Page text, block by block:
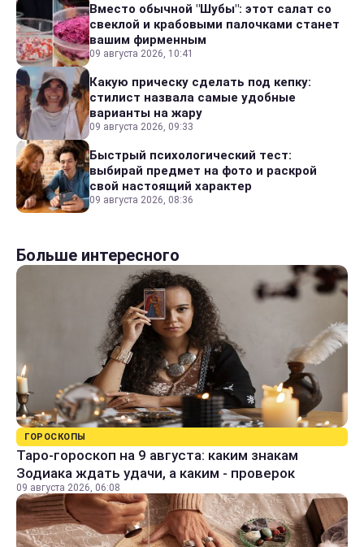
Вместо обычной "Шубы": этот салат со
свеклой и крабовыми палочками станет
вашим фирменным
09 августа 2026, 10:41
Какую прическу сделать под кепку:
стилист назвала самые удобные
варианты на жару
09 августа 2026, 09:33
Быстрый психологический тест:
выбирай предмет на фото и раскрой
свой настоящий характер
09 августа 2026, 08:36
Больше интересного
ГОРОСКОПЫ
Таро-гороскоп на 9 августа: каким знакам
Зодиака ждать удачи, а каким - проверок
09 августа 2026, 06:08